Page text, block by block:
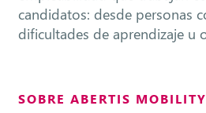
candidatos: desde personas
dificultades de aprendizaje u
SOBRE ABERTIS